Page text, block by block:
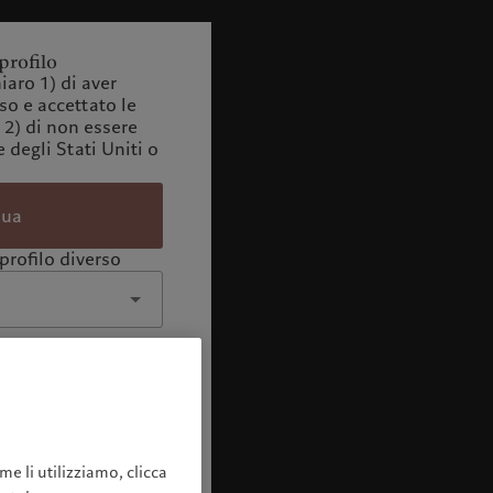
1) di aver
e accettato le
di non essere
degli Stati Uniti o
diverso
li utilizziamo, clicca